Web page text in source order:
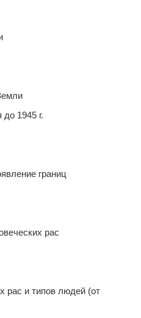
1945 г.
границ
рас
рас и типов людей (от